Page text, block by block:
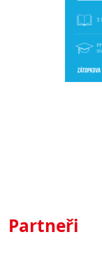
Partneři